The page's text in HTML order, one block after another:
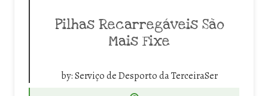
Pilhas Recarregáveis São
Mais Fixe
by:Serviço de Desporto da TerceiraSer